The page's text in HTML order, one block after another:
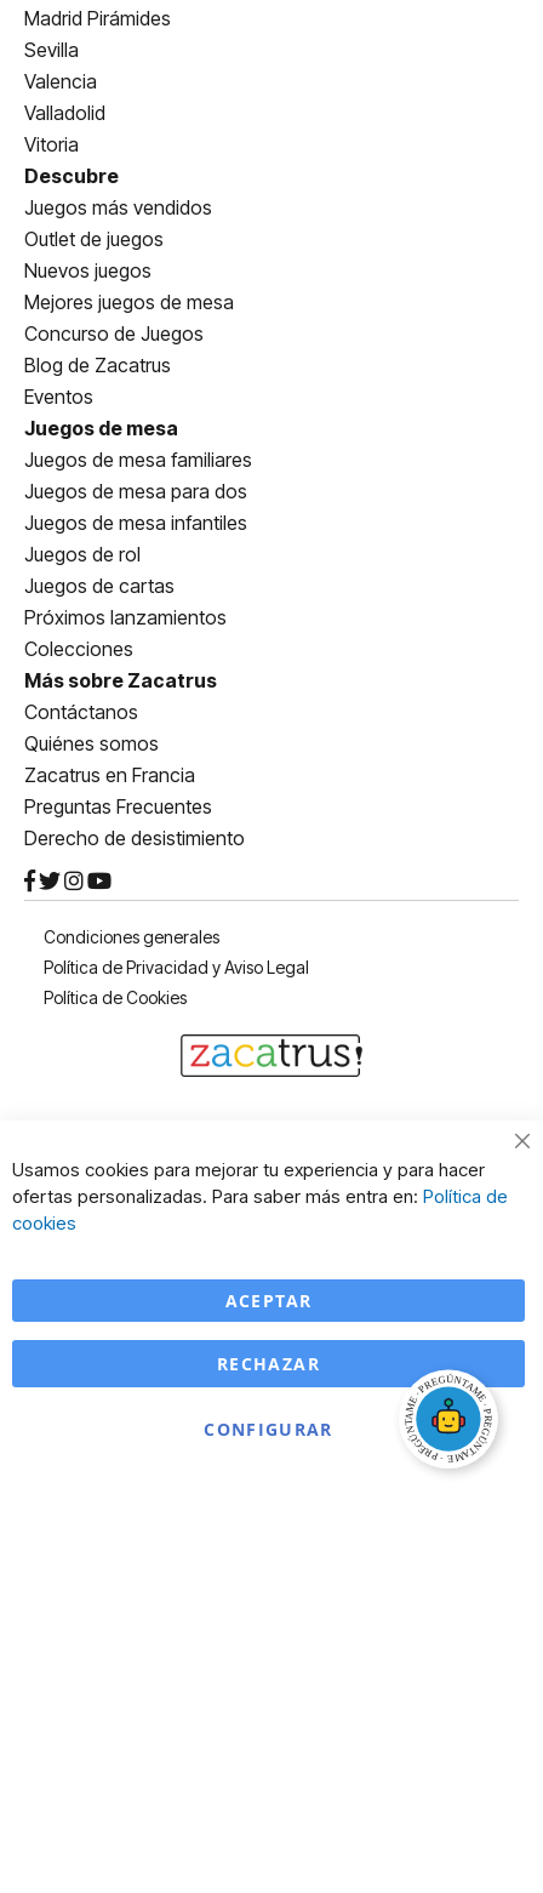
Madrid Pirámides
Sevilla
Valencia
Valladolid
Vitoria
Descubre
Juegos más vendidos
Outlet de juegos
Nuevos juegos
Mejores juegos de mesa
Concurso de Juegos
Blog de Zacatrus
Eventos
Juegos de mesa
Juegos de mesa familiares
Juegos de mesa para dos
Juegos de mesa infantiles
Juegos de rol
Juegos de cartas
Próximos lanzamientos
Colecciones
Más sobre Zacatrus
Contáctanos
Quiénes somos
Zacatrus en Francia
Preguntas Frecuentes
Derecho de desistimiento
Condiciones generales
Política de Privacidad y Aviso Legal
Política de Cookies
Usamos cookies para mejorar tu experiencia y para hacer
ofertas personalizadas. Para saber más entra en: Política de
cookies
ACEPTAR
CONFIGURAR
RECHAZAR